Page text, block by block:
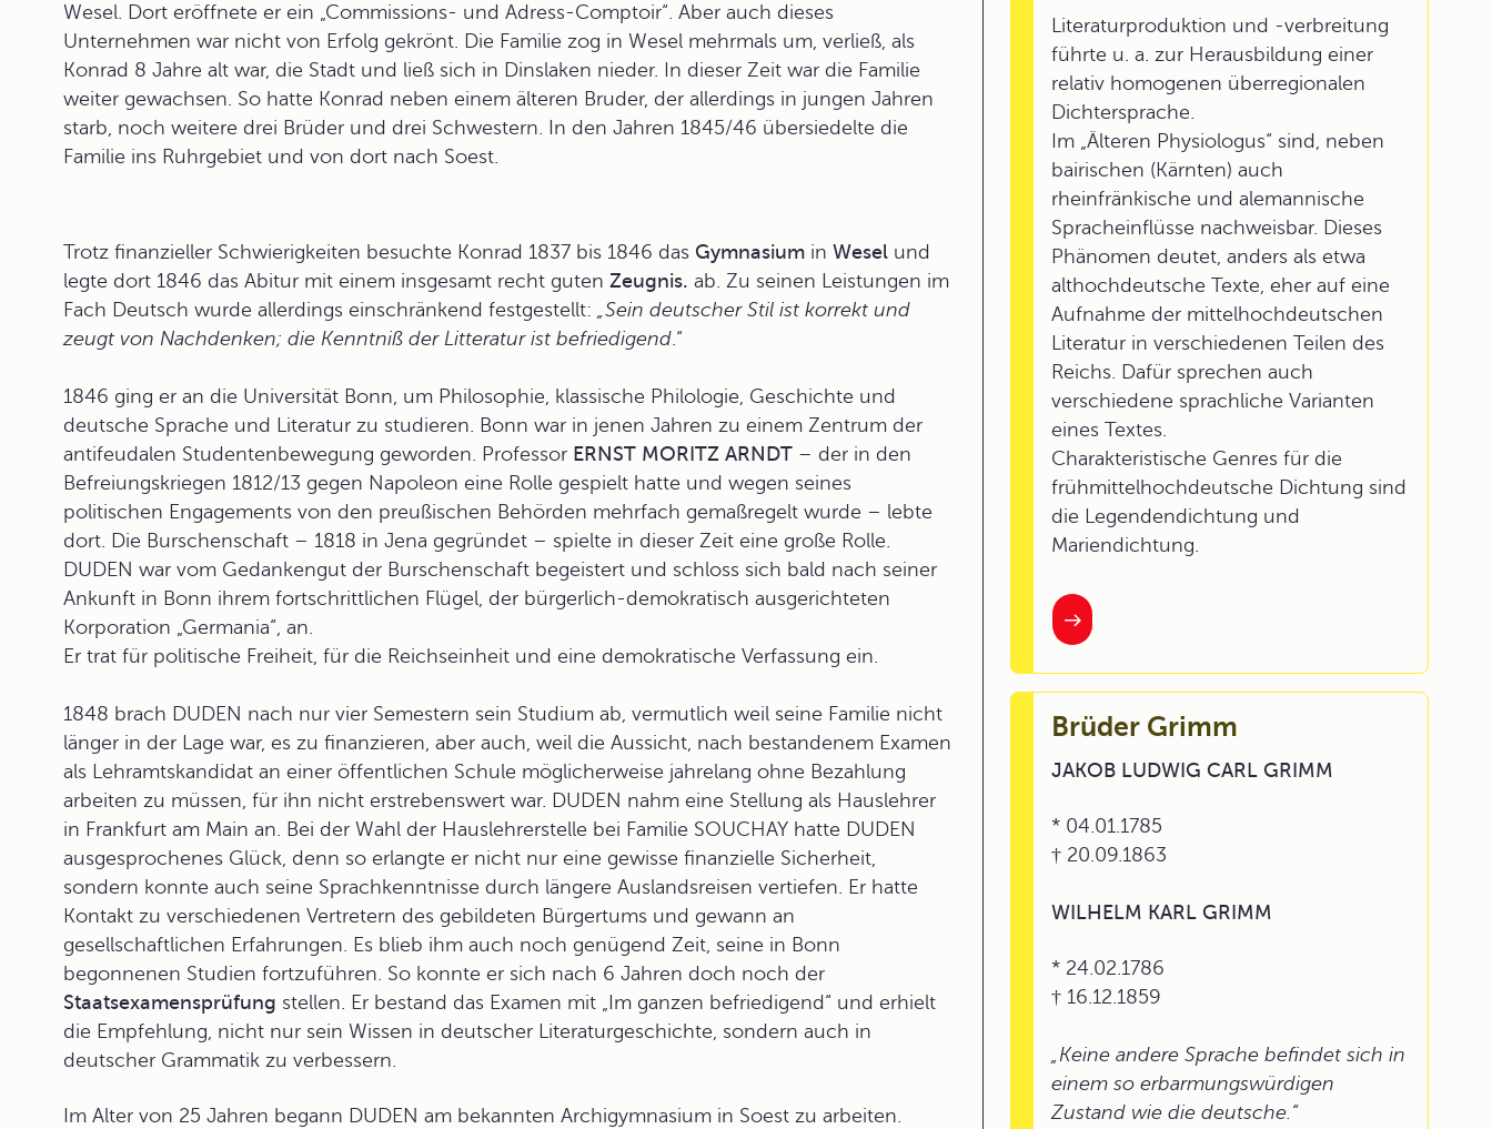
Wesel. Dort eröffnete er ein „Commissions- und Adress-Comptoir“. Aber auch dieses
Unternehmen war nicht von Erfolg gekrönt. Die Familie zog in Wesel mehrmals um, verließ, als
Konrad 8 Jahre alt war, die Stadt und ließ sich in Dinslaken nieder. In dieser Zeit war die Familie
weiter gewachsen. So hatte Konrad neben einem älteren Bruder, der allerdings in jungen Jahren
starb, noch weitere drei Brüder und drei Schwestern. In den Jahren 1845/46 übersiedelte die
Familie ins Ruhrgebiet und von dort nach Soest.
Trotz finanzieller Schwierigkeiten besuchte Konrad 1837 bis 1846 das Gymnasium in Wesel und
legte dort 1846 das Abitur mit einem insgesamt recht guten Zeugnis. ab. Zu seinen Leistungen im
Fach Deutsch wurde allerdings einschränkend festgestellt: „Sein deutscher Stil ist korrekt und
zeugt von Nachdenken; die Kenntniß der Litteratur ist befriedigend.“
1846 ging er an die Universität Bonn, um Philosophie, klassische Philologie, Geschichte und
deutsche Sprache und Literatur zu studieren. Bonn war in jenen Jahren zu einem Zentrum der
antifeudalen Studentenbewegung geworden. Professor ERNST MORITZ ARNDT – der in den
Befreiungskriegen 1812/13 gegen Napoleon eine Rolle gespielt hatte und wegen seines
politischen Engagements von den preußischen Behörden mehrfach gemaßregelt wurde – lebte
dort. Die Burschenschaft – 1818 in Jena gegründet – spielte in dieser Zeit eine große Rolle.
DUDEN war vom Gedankengut der Burschenschaft begeistert und schloss sich bald nach seiner
Ankunft in Bonn ihrem fortschrittlichen Flügel, der bürgerlich-demokratisch ausgerichteten
Korporation „Germania“, an.
Er trat für politische Freiheit, für die Reichseinheit und eine demokratische Verfassung ein.
1848 brach DUDEN nach nur vier Semestern sein Studium ab, vermutlich weil seine Familie nicht
länger in der Lage war, es zu finanzieren, aber auch, weil die Aussicht, nach bestandenem Examen
als Lehramtskandidat an einer öffentlichen Schule möglicherweise jahrelang ohne Bezahlung
arbeiten zu müssen, für ihn nicht erstrebenswert war. DUDEN nahm eine Stellung als Hauslehrer
in Frankfurt am Main an. Bei der Wahl der Hauslehrerstelle bei Familie SOUCHAY hatte DUDEN
ausgesprochenes Glück, denn so erlangte er nicht nur eine gewisse finanzielle Sicherheit,
sondern konnte auch seine Sprachkenntnisse durch längere Auslandsreisen vertiefen. Er hatte
Kontakt zu verschiedenen Vertretern des gebildeten Bürgertums und gewann an
gesellschaftlichen Erfahrungen. Es blieb ihm auch noch genügend Zeit, seine in Bonn
begonnenen Studien fortzuführen. So konnte er sich nach 6 Jahren doch noch der
Staatsexamensprüfung stellen. Er bestand das Examen mit „Im ganzen befriedigend“ und erhielt
die Empfehlung, nicht nur sein Wissen in deutscher Literaturgeschichte, sondern auch in
deutscher Grammatik zu verbessern.
Im Alter von 25 Jahren begann DUDEN am bekannten Archigymnasium in Soest zu arbeiten.
Literaturproduktion und -verbreitung
führte u. a. zur Herausbildung einer
relativ homogenen überregionalen
Dichtersprache.
Im „Älteren Physiologus“ sind, neben
bairischen (Kärnten) auch
rheinfränkische und alemannische
Spracheinflüsse nachweisbar. Dieses
Phänomen deutet, anders als etwa
althochdeutsche Texte, eher auf eine
Aufnahme der mittelhochdeutschen
Literatur in verschiedenen Teilen des
Reichs. Dafür sprechen auch
verschiedene sprachliche Varianten
eines Textes.
Charakteristische Genres für die
frühmittelhochdeutsche Dichtung sind
die Legendendichtung und
Mariendichtung.
Brüder Grimm
JAKOB LUDWIG CARL GRIMM
* 04.01.1785
† 20.09.1863
WILHELM KARL GRIMM
* 24.02.1786
† 16.12.1859
„Keine andere Sprache befindet sich in
einem so erbarmungswürdigen
Zustand wie die deutsche.“